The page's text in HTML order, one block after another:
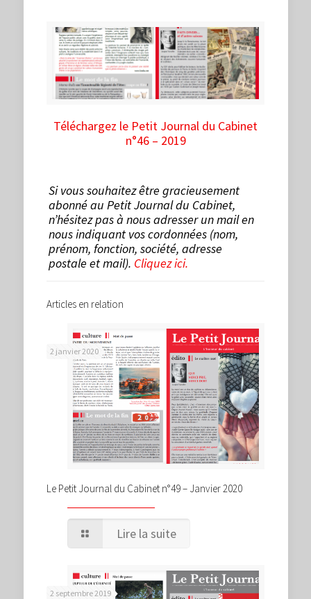
Téléchargez le Petit Journal du Cabinet
n°46 – 2019
Si vous souhaitez être gracieusement
abonné au Petit Journal du Cabinet,
n’hésitez pas à nous adresser un mail en
nous indiquant vos cordonnées (nom,
prénom, fonction, société, adresse
postale et mail). Cliquez ici.
Articles en relation
2 janvier 2020
Le Petit Journal du Cabinet n°49 – Janvier 2020
Lire la suite
2 septembre 2019